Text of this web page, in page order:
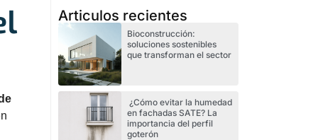
Articulos recientes
Bioconstrucción:
soluciones sostenibles
que transforman el sector
¿Cómo evitar la humedad
en fachadas SATE? La
importancia del perfil
goterón